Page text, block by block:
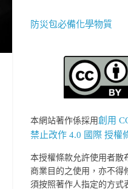
防災包必備化學物質
本網站著作係採用創用
禁止改作 4.0 國際 授權
本授權條款允許使用者散
商業目的之使用，亦不得
須按照著作人指定的方式